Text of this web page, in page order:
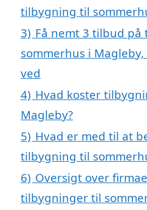
tilbygning til
3) Få nemt 3 tilbud
sommerhus i
ved
4) Hvad koster
Magleby?
5) Hvad er med til at
tilbygning til
6) Oversigt over
tilbygninger til